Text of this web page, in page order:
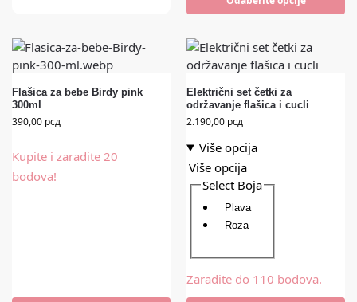
Flašica za bebe Birdy pink
300ml
390,00 рсд
Kupite i zaradite 20
bodova!
Električni set četki za
održavanje flašica i cucli
2.190,00 рсд
Više opcija
Više opcija
Select Boja
Plava
Roza
Zaradite do 110 bodova.